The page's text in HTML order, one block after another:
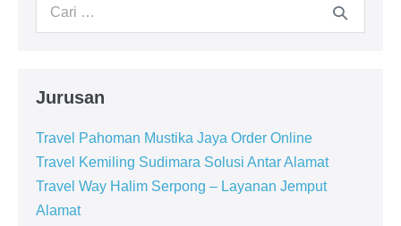
Jurusan
Travel Pahoman Mustika Jaya Order Online
Travel Kemiling Sudimara Solusi Antar Alamat
Travel Way Halim Serpong – Layanan Jemput
Alamat